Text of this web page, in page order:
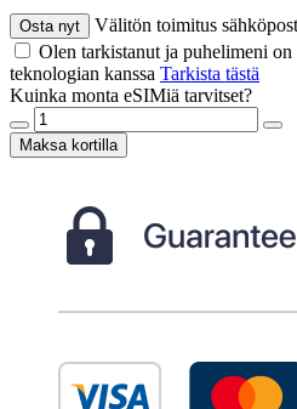
Osta nyt
Välitön toimitus
Olen tarkistanut ja puhelimeni
teknologian kanssa Tarkista tästä
Kuinka monta eSIMiä tarvitset?
Maksa kortilla